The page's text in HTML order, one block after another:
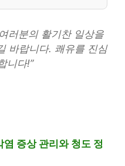
러분의 활기찬 일상을
바랍니다. 쾌유를 진심
니다!”
증상 관리와 청도 정